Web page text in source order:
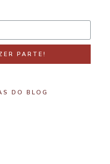
PARTE!
DO BLOG